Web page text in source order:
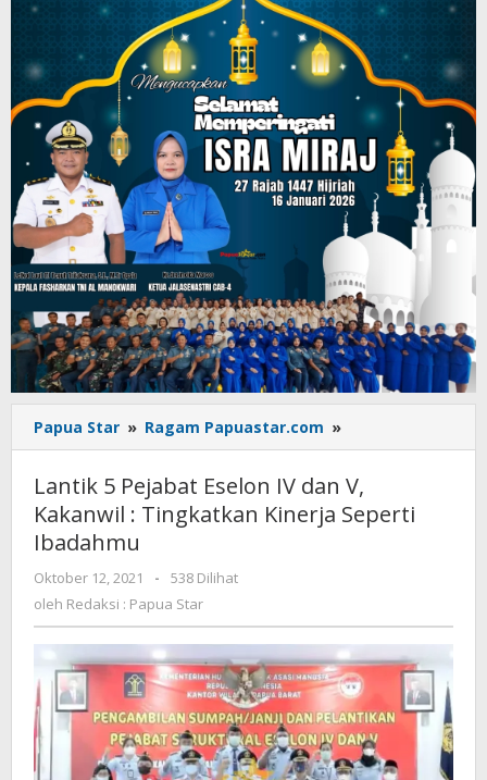
Papua Star » Ragam Papuastar.com »
5
Eselon
IV
Tingkatkan
Kinerja
Seperti
Ibadahmu
Lantik 5 Pejabat Eselon IV dan V,
Kakanwil : Tingkatkan Kinerja Seperti
Ibadahmu
Oktober 12, 2021
oleh
Redaksi
Star
-
538 Dilihat
oleh Redaksi : Papua Star